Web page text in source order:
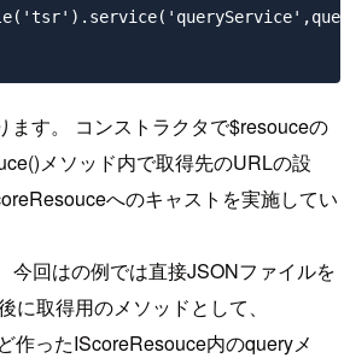
ます。 コンストラクタで$resouceの
メソッド内で取得先のURLの設
へのキャストを実施してい
今回はの例では直接JSONファイルを
に取得用のメソッドとして、
作ったIScoreResouce内のqueryメ